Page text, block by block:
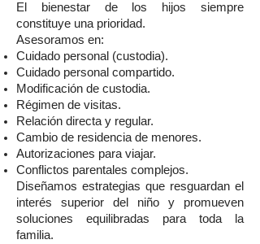
El bienestar de los hijos siempre
constituye una prioridad.
Asesoramos en:
Cuidado personal (custodia).
Cuidado personal compartido.
Modificación de custodia.
Régimen de visitas.
Relación directa y regular.
Cambio de residencia de menores.
Autorizaciones para viajar.
Conflictos parentales complejos.
Diseñamos estrategias que resguardan el
interés superior del niño y promueven
soluciones equilibradas para toda la
familia.